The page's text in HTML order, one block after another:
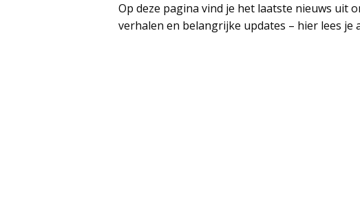
Op deze pagina vind je het laatste nieuws uit
verhalen en belangrijke updates – hier lees